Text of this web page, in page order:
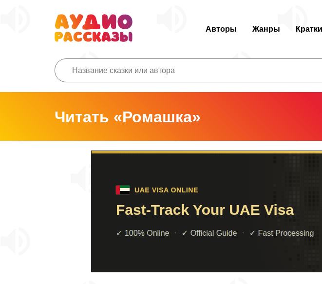
Авторы Жанры
Читать «Ромашка»